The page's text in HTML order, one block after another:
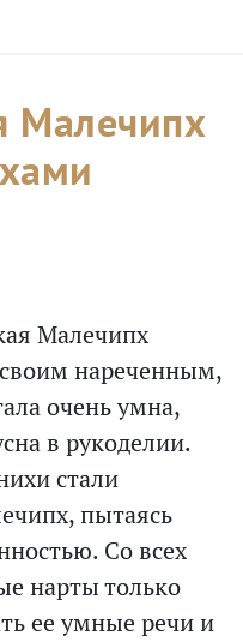
Малечипх
Малечипх
своим нареченным,
очень умна,
в рукоделии.
стали
пытаясь
Со всех
нарты только
ее умные речи и